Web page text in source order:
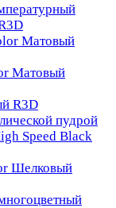
Матовый
Матовый
R3D
пудрой
Speed Black
Шелковый